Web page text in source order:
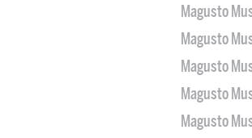
Magusto
Magusto
Magusto
Magusto
Magusto